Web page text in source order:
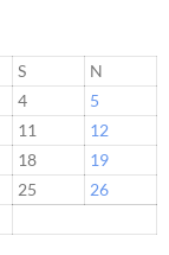
S
N
4
5
11
12
18
19
25
26